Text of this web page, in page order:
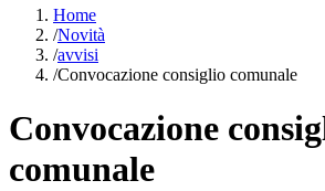
Home
/Novità
/avvisi
/Convocazione consiglio comunale
Convocazione
comunale